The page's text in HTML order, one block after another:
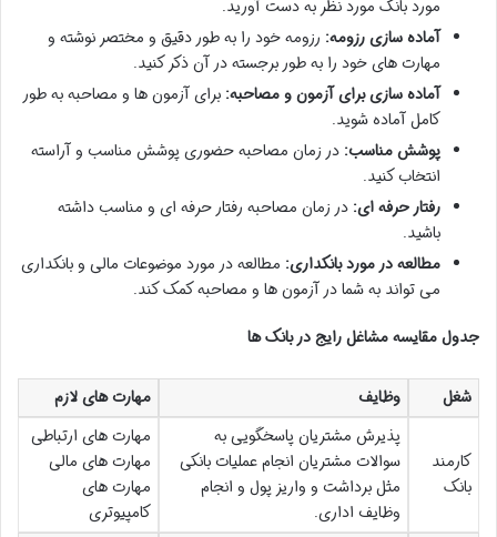
مورد بانک مورد نظر به دست آورید.
آماده سازی رزومه: رزومه خود را به طور دقیق و مختصر نوشته و
مهارت های خود را به طور برجسته در آن ذکر کنید.
آماده سازی برای آزمون و مصاحبه: برای آزمون ها و مصاحبه به طور
کامل آماده شوید.
پوشش مناسب: در زمان مصاحبه حضوری پوشش مناسب و آراسته
انتخاب کنید.
رفتار حرفه ای: در زمان مصاحبه رفتار حرفه ای و مناسب داشته
باشید.
مطالعه در مورد بانکداری: مطالعه در مورد موضوعات مالی و بانکداری
می تواند به شما در آزمون ها و مصاحبه کمک کند.
جدول مقایسه مشاغل رایج در بانک ها
شغل وظایف مهارت های لازم
کارمند
بانک
پذیرش مشتریان پاسخگویی به
سوالات مشتریان انجام عملیات بانکی
مثل برداشت و واریز پول و انجام
وظایف اداری.
مهارت های ارتباطی
مهارت های مالی
مهارت های
کامپیوتری